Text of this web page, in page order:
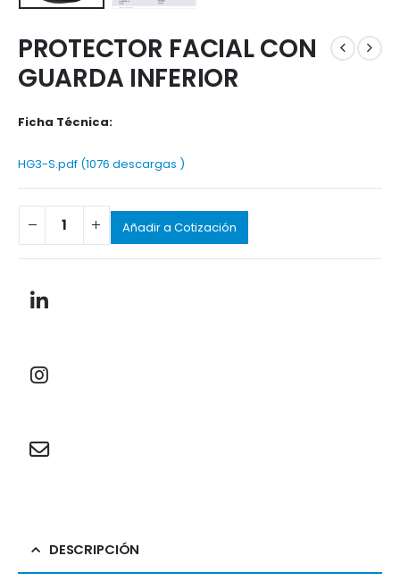
PROTECTOR FACIAL CON
GUARDA INFERIOR
Ficha Técnica:
HG3-S.pdf (1076 descargas )
Añadir a Cotización
DESCRIPCIÓN